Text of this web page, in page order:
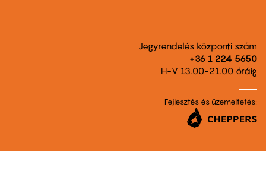
Jegyrendelés központi szám
+36 1 224 5650
H-V 13.00-21.00 óráig
Fejlesztés és üzemeltetés: